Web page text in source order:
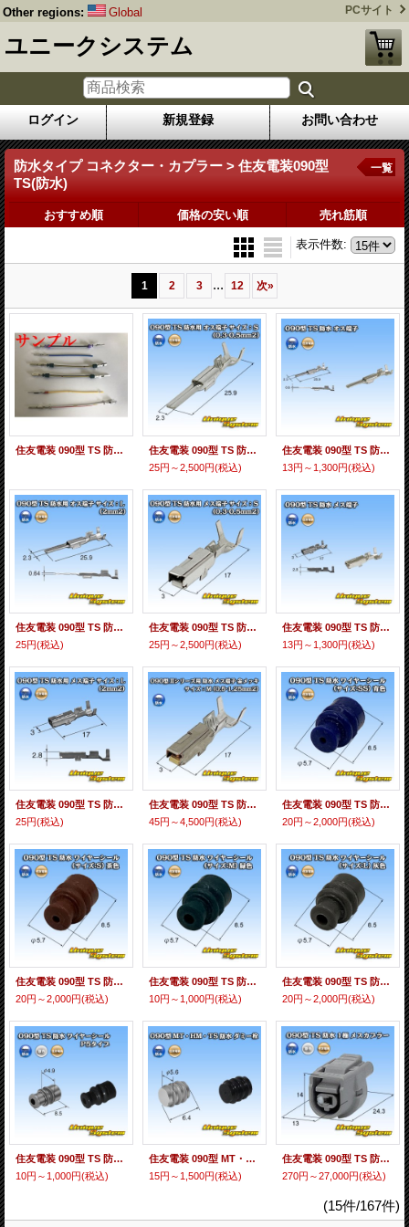
Other regions: Global PCサイト
ユニークシステム
ログイン 新規登録 お問い合わせ
防水タイプ コネクター・カプラー > 住友電装090型
TS(防水)
一覧
おすすめ順 価格の安い順 売れ筋順
表示件数:
1 2 3 ... 12 次»
住友電装 090型 TS 防水用 端子圧着加工
住友電装 090型 TS 防水用 オス端子 サイズ：S (0.3-0.5mm2)
25円～2,500円(税込)
住友電装 090型 TS 防水用 オス端子 サイズ：M (0.5-1.25mm2)
13円～1,300円(税込)
住友電装 090型 TS 防水用 オス端子 サイズ：L (2mm2)
25円(税込)
住友電装 090型 TS 防水用 メス端子 サイズ：S (0.3-0.5mm2)
25円～2,500円(税込)
住友電装 090型 TS 防水用 メス端子 サイズ：M (0.5-1.25mm2)
13円～1,300円(税込)
住友電装 090型 TS 防水用 メス端子 サイズ：L (2mm2)
25円(税込)
住友電装 090型 TS 防水用 メス端子 金メッキ サイズ：M (0.5-1.25mm2)
45円～4,500円(税込)
住友電装 090型 TS 防水 ワイヤーシール (サイズ:SS) 青色 適用電線サイズ：DIVUS 0.35-0.5mm2等
20円～2,000円(税込)
住友電装 090型 TS 防水 ワイヤーシール (サイズ:S) 濃茶色 適用電線サイズ：AVS 0.3mm2 AVSS 0.3-0.85mm2 AVSSX/AESSX 0.3-0.75mm2 CAVUS 0.85-1.25mm2等
20円～2,000円(税込)
住友電装 090型 TS 防水 ワイヤーシール (サイズ:M) 緑色 適用電線サイズ：AV 0.5mm2 AVS 0.5-0.85mm2 AVSS/AVSSX/AESSX 1.25mm2
10円～1,000円(税込)
住友電装 090型 TS 防水 ワイヤーシール (サイズ:L) 灰色 適用電線サイズ：AV/AVS 1.25mm2 AVSS/AVSSX/AESSX 2.0mm2等
20円～2,000円(税込)
住友電装 090型 TS 防水 ワイヤーシール P5タイプ 黒色
10円～1,000円(税込)
住友電装 090型 MT・HM・TS 防水 ダミー栓 黒色
15円～1,500円(税込)
住友電装 090型 TS 防水 1極 メスカプラー
270円～27,000円(税込)
(15件/167件)